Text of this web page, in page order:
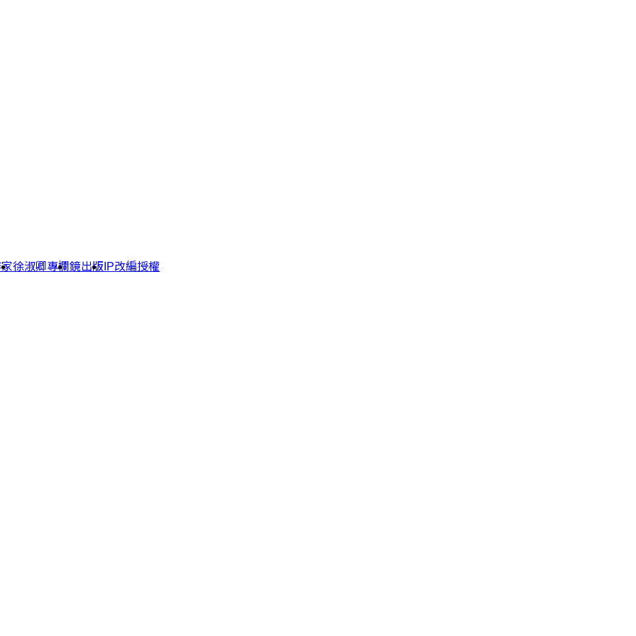
徐淑卿專欄鏡出版 IP改編授權